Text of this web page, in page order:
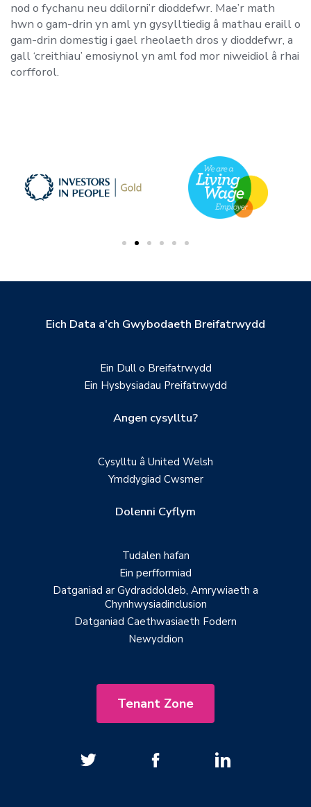
nod o fychanu neu ddilorni’r dioddefwr. Mae’r math
hwn o gam-drin yn aml yn gysylltiedig â mathau eraill o
gam-drin domestig i gael rheolaeth dros y dioddefwr, a
gall ‘creithiau’ emosiynol yn aml fod mor niweidiol â rhai
corfforol.
Eich Data a'ch Gwybodaeth Breifatrwydd
Ein Dull o Breifatrwydd
Ein Hysbysiadau Preifatrwydd
Angen cysylltu?
Cysylltu â United Welsh
Ymddygiad Cwsmer
Dolenni Cyflym
Tudalen hafan
Ein perfformiad
Datganiad ar Gydraddoldeb, Amrywiaeth a
Chynhwysiadinclusion
Datganiad Caethwasiaeth Fodern
Newyddion
Tenant Zone